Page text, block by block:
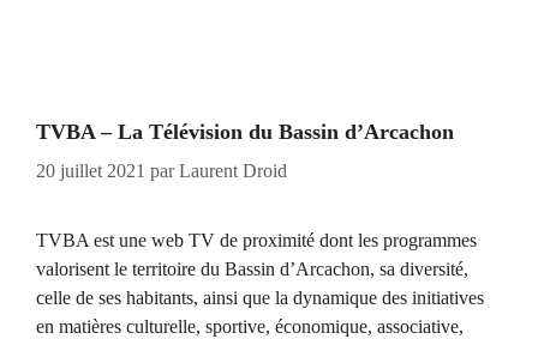
TVBA – La Télévision du Bassin d’Arcachon
20 juillet 2021 parLaurent Droid
TVBA est une web TV de proximité dont les programmes
valorisent le territoire du Bassin d’Arcachon, sa diversité,
celle de ses habitants, ainsi que la dynamique des initiatives
en matières culturelle, sportive, économique, associative,